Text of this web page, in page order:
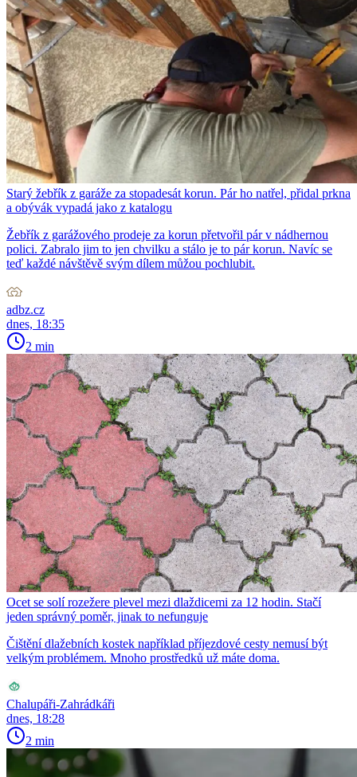
Starý žebřík z garáže za stopadesát korun. Pár ho natřel, přidal prkna
a obývák vypadá jako z katalogu
Žebřík z garážového prodeje za korun přetvořil pár v nádhernou
polici. Zabralo jim to jen chvilku a stálo je to pár korun. Navíc se
teď každé návštěvě svým dílem můžou pochlubit.
adbz.cz
dnes, 18:35
2 min
Ocet se solí rozežere plevel mezi dlaždicemi za 12 hodin. Stačí
jeden správný poměr, jinak to nefunguje
Čištění dlažebních kostek například příjezdové cesty nemusí být
velkým problémem. Mnoho prostředků už máte doma.
Chalupáři-Zahrádkáři
dnes, 18:28
2 min